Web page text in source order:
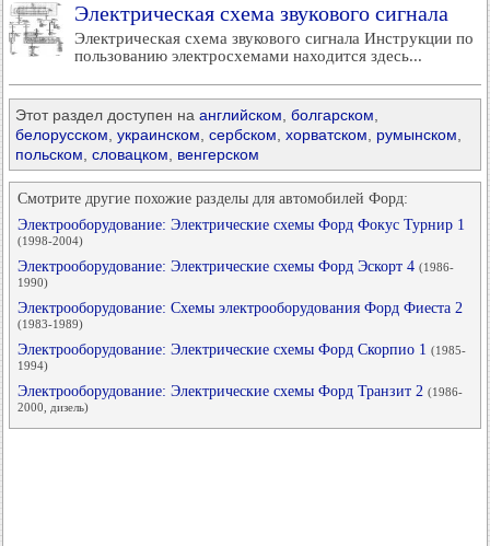
Электрическая схема звукового сигнала
Электрическая схема звукового сигнала Инструкции по
пользованию электросхемами находится здесь...
Этот раздел доступен на английском болгарском
белорусском украинском сербском хорватском румынском
польском словацком венгерском
Смотрите другие похожие разделы для автомобилей Форд:
Электрооборудование: Электрические схемы Форд Фокус Турнир 1
(1998-2004)
Электрооборудование: Электрические схемы Форд Эскорт 4 (1986-
1990)
Электрооборудование: Схемы электрооборудования Форд Фиеста 2
(1983-1989)
Электрооборудование: Электрические схемы Форд Скорпио 1 (1985-
1994)
Электрооборудование: Электрические схемы Форд Транзит 2 (1986-
2000, дизель)